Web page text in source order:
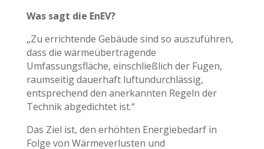
Was sagt die EnEV?
„Zu errichtende Gebäude sind so auszuführen,
dass die wärmeübertragende
Umfassungsfläche, einschließlich der Fugen,
raumseitig dauerhaft luftundurchlässig,
entsprechend den anerkannten Regeln der
Technik abgedichtet ist.“
Das Ziel ist, den erhöhten Energiebedarf in
Folge von Wärmeverlusten und